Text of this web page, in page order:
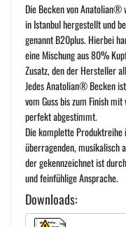
Die Becken von Anatolian®
in Istanbul hergestellt und
genannt B20plus. Hierbei
eine Mischung aus 80%
Zusatz, den der Hersteller
Jedes Anatolian® Becken
vom Guss bis zum Finish
perfekt abgestimmt.
Die komplette Produktreihe
überragenden, musikalisch
der gekennzeichnet ist
und feinfühlige Ansprache.
Downloads: